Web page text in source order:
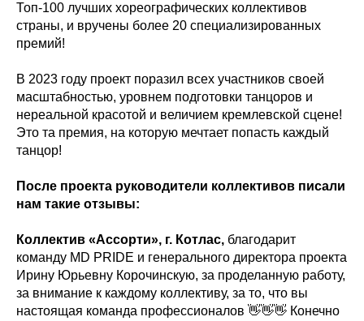
Топ-100 лучших хореографических коллективов
страны, и вручены более 20 специализированных
премий!
В 2023 году проект поразил всех участников своей
масштабностью, уровнем подготовки танцоров и
нереальной красотой и величием кремлевской сцене!
Это та премия, на которую мечтает попасть каждый
танцор!
После проекта руководители коллективов писали
нам такие отзывы:
Коллектив «Ассорти», г. Котлас, благодарит
команду MD PRIDЕ и генерального директора проекта
Ирину Юрьевну Корочинскую, за проделанную работу,
за внимание к каждому коллективу, за то, что вы
настоящая команда профессионалов 👋👋👋 Конечно